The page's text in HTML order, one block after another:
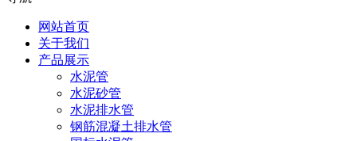
网站首页
关于我们
产品展示
水泥管
水泥砂管
水泥排水管
钢筋混凝土排水管